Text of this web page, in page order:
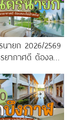
ายก 2026/2569
ยากาศดี ต้องลอง